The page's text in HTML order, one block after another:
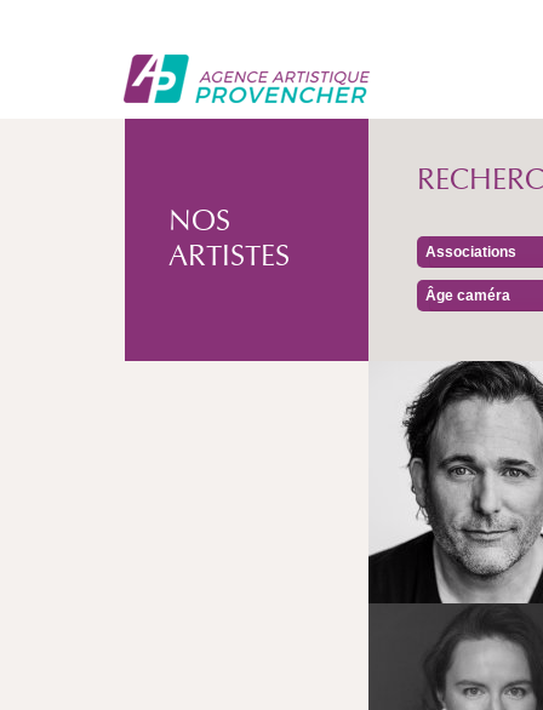
NOS
ARTISTES
Associations
Âge caméra